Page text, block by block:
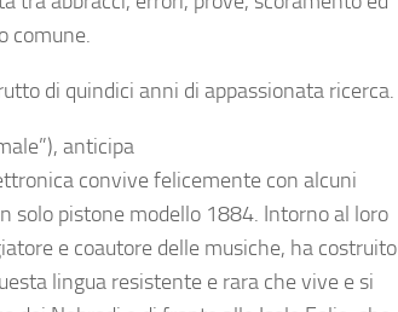
comune.
di quindici anni di appassionata ricerca.
anticipa
convive felicemente con alcuni
solo pistone modello 1884. Intorno al loro
e coautore delle musiche, ha costruito
lingua resistente e rara che vive e si